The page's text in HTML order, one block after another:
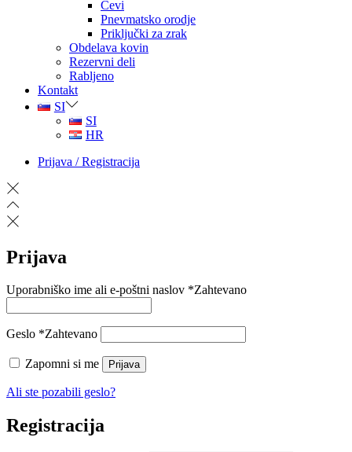
Cevi
Pnevmatsko orodje
Priključki za zrak
Obdelava kovin
Rezervni deli
Rabljeno
Kontakt
SI
SI
HR
Prijava / Registracija
Prijava
Uporabniško ime ali e-poštni naslov *Zahtevano
Geslo *Zahtevano
Zapomni si me Prijava
Ali ste pozabili geslo?
Registracija